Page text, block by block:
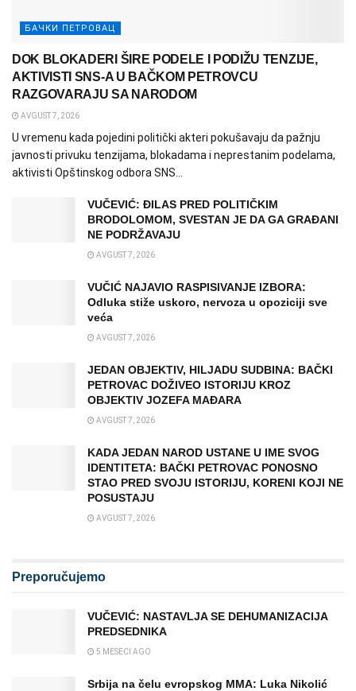
БАЧКИ ПЕТРОВАЦ
DOK BLOKADERI ŠIRE PODELE I PODIŽU TENZIJE,
AKTIVISTI SNS-A U BAČKOM PETROVCU
RAZGOVARAJU SA NARODOM
AVGUST 7, 2026
U vremenu kada pojedini politički akteri pokušavaju da pažnju
javnosti privuku tenzijama, blokadama i neprestanim podelama,
aktivisti Opštinskog odbora SNS...
VUČEVIĆ: ĐILAS PRED POLITIČKIM
BRODOLOMOM, SVESTAN JE DA GA GRAĐANI
NE PODRŽAVAJU
AVGUST 7, 2026
VUČIĆ NAJAVIO RASPISIVANJE IZBORA:
Odluka stiže uskoro, nervoza u opoziciji sve
veća
AVGUST 7, 2026
JEDAN OBJEKTIV, HILJADU SUDBINA: BAČKI
PETROVAC DOŽIVEO ISTORIJU KROZ
OBJEKTIV JOZEFA MAĐARA
AVGUST 7, 2026
KADA JEDAN NAROD USTANE U IME SVOG
IDENTITETA: BAČKI PETROVAC PONOSNO
STAO PRED SVOJU ISTORIJU, KORENI KOJI NE
POSUSTAJU
AVGUST 7, 2026
Preporučujemo
VUČEVIĆ: NASTAVLJA SE DEHUMANIZACIJA
PREDSEDNIKA
5 MESECI AGO
Srbija na čelu evropskog MMA: Luka Nikolić